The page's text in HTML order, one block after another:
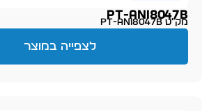
PT-ani8047B
מק״ט PT-ani8047B
לצפייה במוצר